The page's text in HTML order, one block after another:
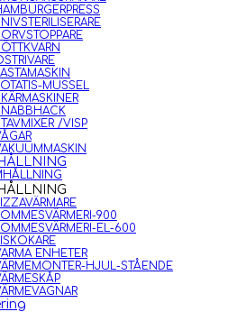
MUSSEL
/VISP
900
EL-600
ENHETER
HJUL-STÅENDE